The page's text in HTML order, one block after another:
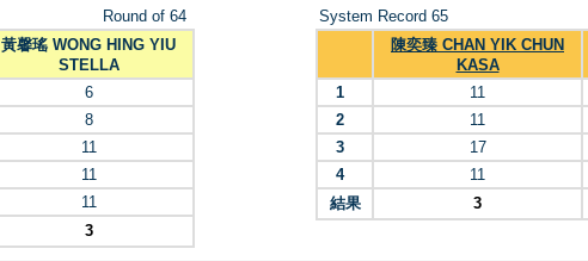
Round of 64
黃馨瑤 WONG HING YIU
STELLA
6
8
11
11
11
3
System Record 65
陳奕臻 CHAN YIK CHUN
KASA
1
11
2
11
3
17
4
11
結果
3